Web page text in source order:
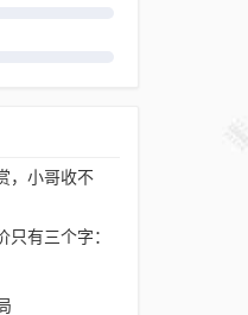
，小哥收不
有三个字：